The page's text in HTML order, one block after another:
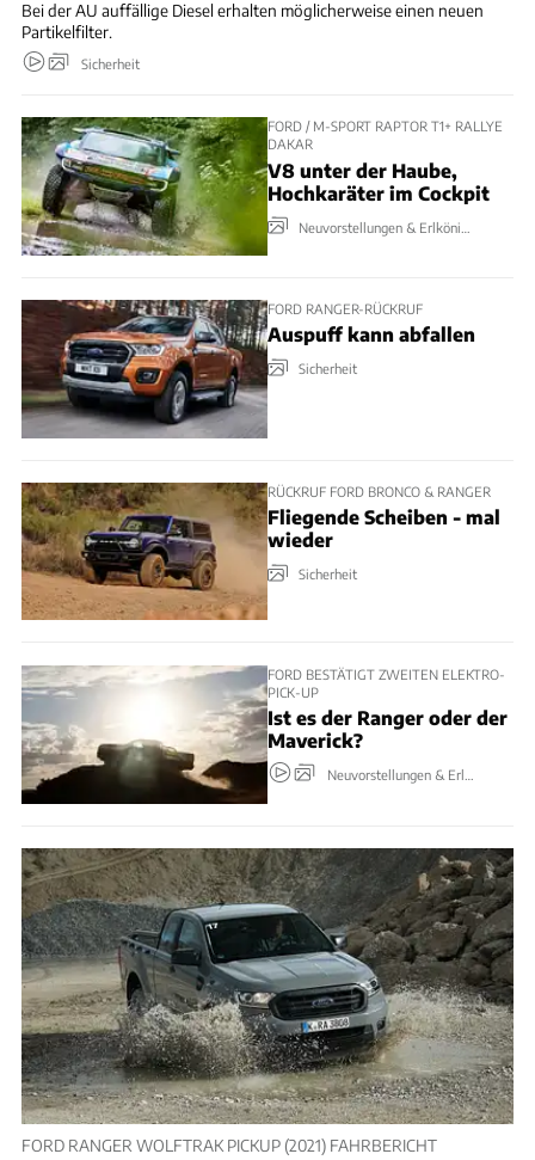
Bei der AU auffällige Diesel erhalten möglicherweise einen neuen
Partikelfilter.
Sicherheit
FORD / M-SPORT RAPTOR T1+ RALLYE
DAKAR
V8 unter der Haube,
Hochkaräter im Cockpit
Neuvorstellungen & Erlkönige
FORD RANGER-RÜCKRUF
Auspuff kann abfallen
Sicherheit
RÜCKRUF FORD BRONCO & RANGER
Fliegende Scheiben - mal
wieder
Sicherheit
FORD BESTÄTIGT ZWEITEN ELEKTRO-
PICK-UP
Ist es der Ranger oder der
Maverick?
Neuvorstellungen & Erlkönige
FORD RANGER WOLFTRAK PICKUP (2021) FAHRBERICHT